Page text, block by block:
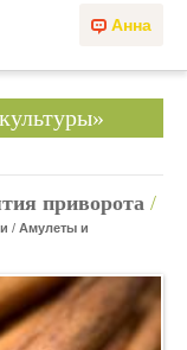
Анна
приворота /
/ Амулеты и